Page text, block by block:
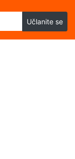
Učlanite se